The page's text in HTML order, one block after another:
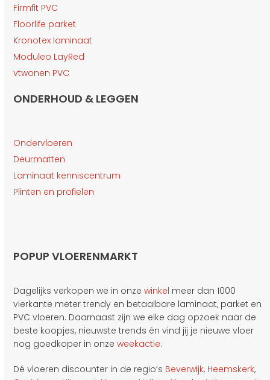
Firmfit PVC
Floorlife parket
Kronotex laminaat
Moduleo LayRed
vtwonen PVC
ONDERHOUD & LEGGEN
Ondervloeren
Deurmatten
Laminaat kenniscentrum
Plinten en profielen
POPUP VLOERENMARKT
Dagelijks verkopen we in onzewinkel meer dan 1000
vierkante meter trendy en betaalbare laminaat, parket en
PVC vloeren. Daarnaast zijn we elke dag opzoek naar de
beste koopjes, nieuwste trends én vind jij je nieuwe vloer
nog goedkoper in onzeweekactie.
Dé vloeren discounter in de regio’s Beverwijk, Heemskerk,